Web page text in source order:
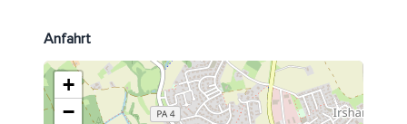
Anfahrt
+
−